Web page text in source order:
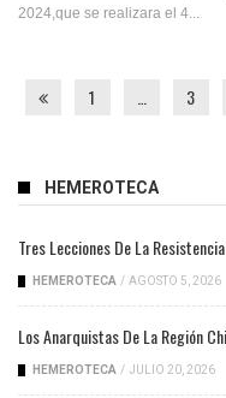
2024,que se realizara el 4...
1 3
HEMEROTECA
Tres Lecciones De La
HEMEROTECA / AGOSTO 5, 2026
Los Anarquistas De La Región
HEMEROTECA / JULIO 20, 2026